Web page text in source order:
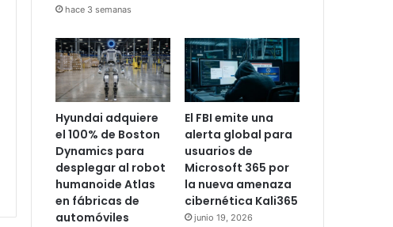
hace 3 semanas
Hyundai adquiere
el 100% de Boston
Dynamics para
desplegar al robot
humanoide Atlas
en fábricas de
automóviles
El FBI emite una
alerta global para
usuarios de
Microsoft 365 por
la nueva amenaza
cibernética Kali365
junio 19, 2026